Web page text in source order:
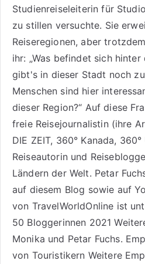
Studienreiseleiterin für
zu stillen versuchte. Sie
Reiseregionen, aber
ihr: „Was befindet sich
gibt's in dieser Stadt noch
Menschen sind hier
dieser Region?“ Auf diese
freie Reisejournalistin (ihre
DIE ZEIT, 360° Kanada,
Reiseautorinund
Ländern der Welt. Petar
auf diesem Blog sowie auf
von TravelWorldOnline ist
50 Bloggerinnen 2021
Monika und Petar Fuchs.
von Touristikern Weitere